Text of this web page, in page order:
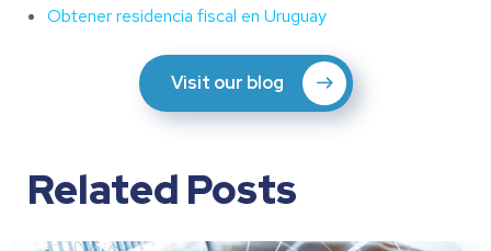
Obtener residencia fiscal en Uruguay
Visit our blog
Related Posts